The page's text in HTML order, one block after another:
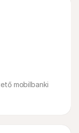
mobilbanki